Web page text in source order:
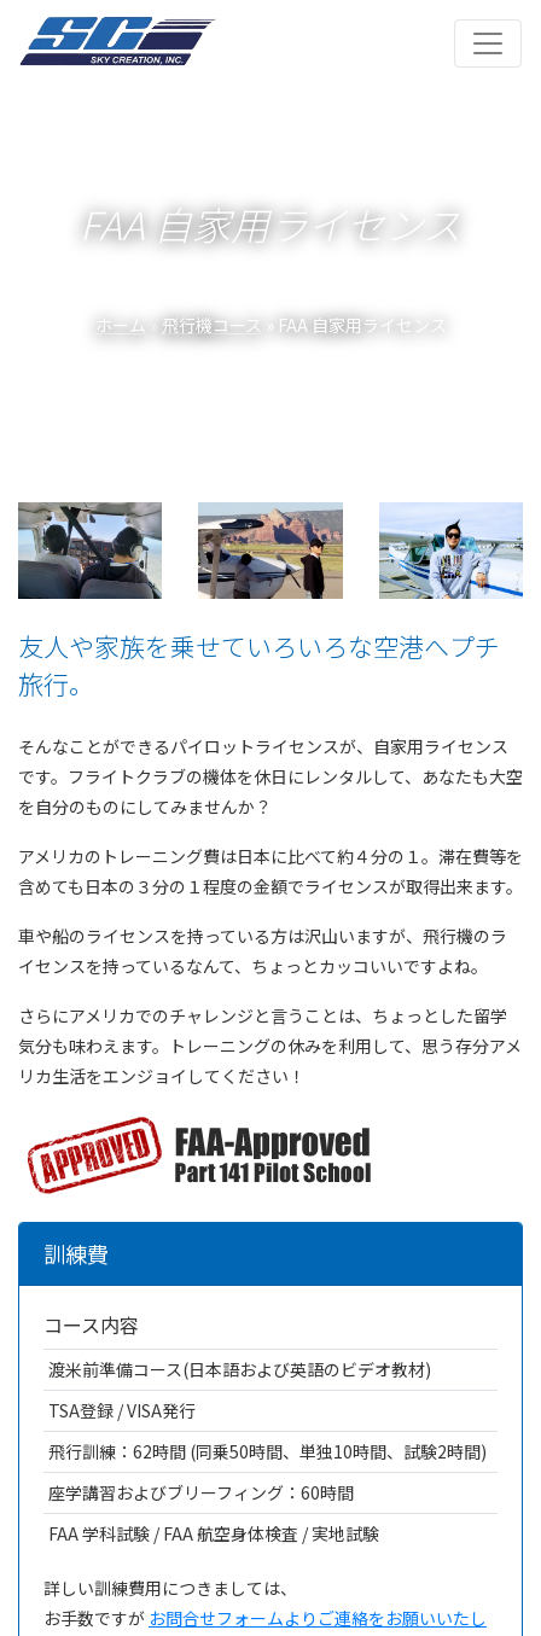
FAA 自家用ライセンス
ホーム 飛行機コース » FAA 自家用ライセンス
友人や家族を乗せていろいろな空港へプチ
旅行。
そんなことができるパイロットライセンスが、自家用ライセンス
です。フライトクラブの機体を休日にレンタルして、あなたも大空
を自分のものにしてみませんか？
アメリカのトレーニング費は日本に比べて約４分の１。滞在費等を
含めても日本の３分の１程度の金額でライセンスが取得出来ます。
車や船のライセンスを持っている方は沢山いますが、飛行機のラ
イセンスを持っているなんて、ちょっとカッコいいですよね。
さらにアメリカでのチャレンジと言うことは、ちょっとした留学
気分も味わえます。トレーニングの休みを利用して、思う存分アメ
リカ生活をエンジョイしてください！
訓練費
コース内容
渡米前準備コース(日本語および英語のビデオ教材)
TSA登録 / VISA発行
飛行訓練：62時間 (同乗50時間、単独10時間、試験2時間)
座学講習およびブリーフィング：60時間
FAA 学科試験 / FAA 航空身体検査 / 実地試験
詳しい訓練費用につきましては、
お手数ですが お問合せフォームよりご連絡をお願いいたし